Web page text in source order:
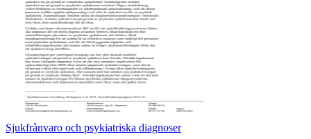
Sjukfrånvaro och psykiatriska diagnoser